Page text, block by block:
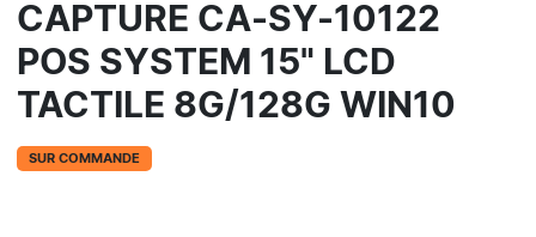
CAPTURE CA-SY-10122
POS SYSTEM 15" LCD
TACTILE 8G/128G WIN10
SUR COMMANDE